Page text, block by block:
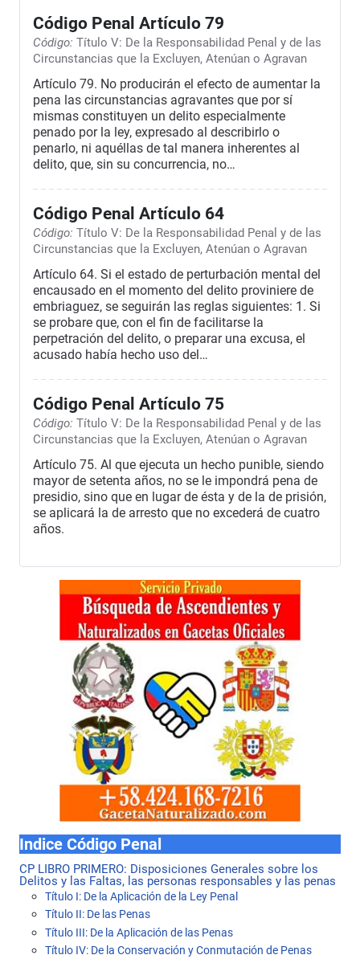
Código Penal Artículo 79
Código: Título V: De la Responsabilidad Penal y de las
Circunstancias que la Excluyen, Atenúan o Agravan
Artículo 79. No producirán el efecto de aumentar la
pena las circunstancias agravantes que por sí
mismas constituyen un delito especialmente
penado por la ley, expresado al describirlo o
penarlo, ni aquéllas de tal manera inherentes al
delito, que, sin su concurrencia, no…
Código Penal Artículo 64
Código: Título V: De la Responsabilidad Penal y de las
Circunstancias que la Excluyen, Atenúan o Agravan
Artículo 64. Si el estado de perturbación mental del
encausado en el momento del delito proviniere de
embriaguez, se seguirán las reglas siguientes: 1. Si
se probare que, con el fin de facilitarse la
perpetración del delito, o preparar una excusa, el
acusado había hecho uso del…
Código Penal Artículo 75
Código: Título V: De la Responsabilidad Penal y de las
Circunstancias que la Excluyen, Atenúan o Agravan
Artículo 75. Al que ejecuta un hecho punible, siendo
mayor de setenta años, no se le impondrá pena de
presidio, sino que en lugar de ésta y de la de prisión,
se aplicará la de arresto que no excederá de cuatro
años.
Indice Código Penal
CP LIBRO PRIMERO: Disposiciones Generales sobre los
Delitos y las Faltas, las personas responsables y las penas
Título I: De la Aplicación de la Ley Penal
Título II: De las Penas
Título III: De la Aplicación de las Penas
Título IV: De la Conservación y Conmutación de Penas